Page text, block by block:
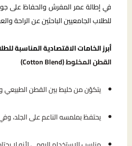
في إطالة عمر المفرش والحفاظ على
للطلاب الجامعيين الباحثين عن الراحة
أبرز الخامات الاقتصادية المناسبة
القطن المخلوط (Cotton Blend)
يتكوّن من خليط بين القطن الطبيعي
يحتفظ بملمسه الناعم على الجلد،